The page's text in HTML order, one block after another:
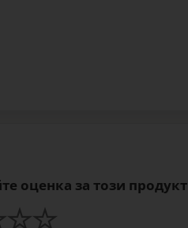
оценка за този продукт